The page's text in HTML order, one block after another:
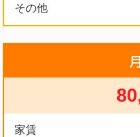
その他
家賃